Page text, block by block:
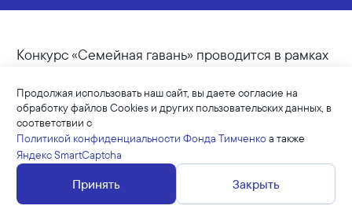
Конкурс «Семейная гавань» проводится в рамках
фонда Елены и Геннадия Тимченко, он направлен
на развитие эффективной системы профилактики
социального сиротства в РФ.
Для гармоничного развития личности
и благополучия ребёнка предпочтительно его
воспитание в кровной семье – в том случае, если
Продолжая использовать наш сайт, вы даете согласие на
обработку файлов Cookies и других пользовательских данных, в
соответствии с
Политикой конфиденциальности Фонда Тимченко а также
Яндекс SmartCaptcha
Принять Закрыть